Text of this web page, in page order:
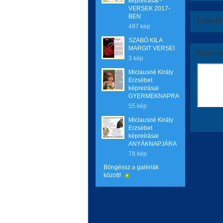
VERSEK 2017-
BEN
497 kép
SZABÓ KILA
MARGIT VERSEI
3 kép
Miclausné Király
Erzsébet
képreirásai
GYERMEKNAPRA
55 kép
Miclausné Király
Erzsébet
képreírásai
ANYÁKNAPJÁRA
78 kép
Böngéssz a galériák
között!
Értékeld!